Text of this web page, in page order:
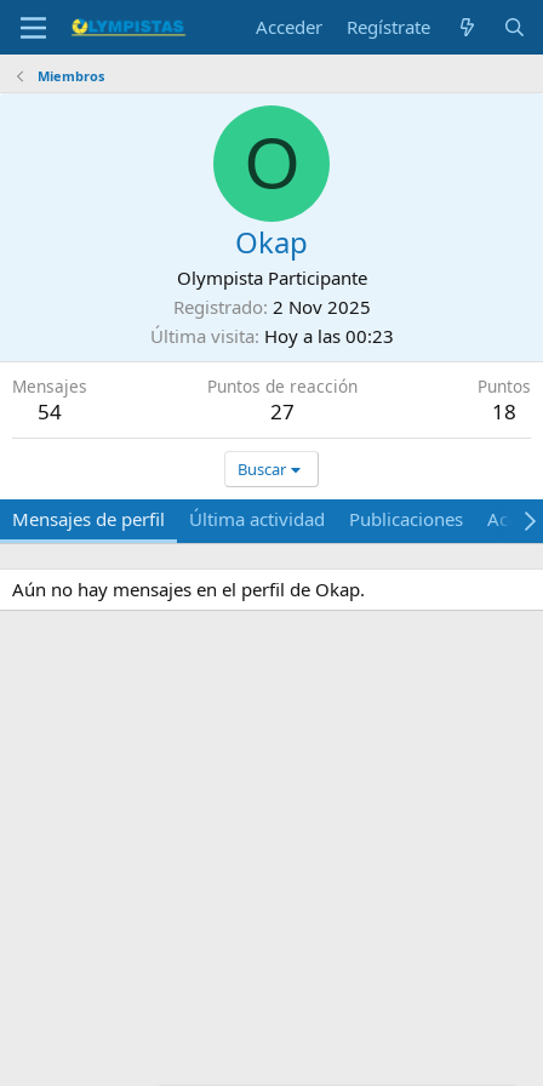
Acceder Regístrate
Miembros
O
Okap
Olympista Participante
Registrado 2 Nov 2025
Última visita Hoy a las 00:23
Mensajes
54
Puntos de reacción
27
Puntos
18
Buscar
Mensajes de perfil Última actividad Publicaciones Acerca
Aún no hay mensajes en el perfil de Okap.